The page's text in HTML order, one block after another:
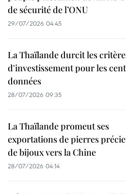
de sécurité de l’ONU
29/07/2026 04:45
La Thaïlande durcit les
d'investissement pour les
données
28/07/2026 09:35
La Thaïlande promeut ses
exportations de pierres
de bijoux vers la Chine
28/07/2026 04:14